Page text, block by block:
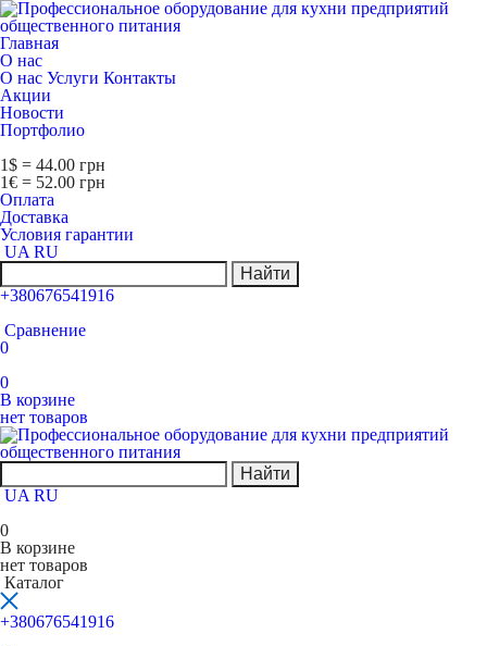
Главная
О нас
О нас Услуги Контакты
Акции
Новости
Портфолио
1$ = 44.00 грн
1€ = 52.00 грн
Оплата
Доставка
Условия гарантии
UA RU
Найти
+380676541916
Сравнение
0
0
В корзине
нет товаров
Найти
UA RU
0
В корзине
нет товаров
Каталог
+380676541916